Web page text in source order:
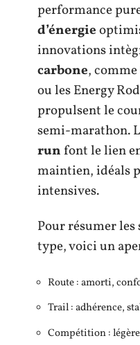
performance
d’énergie
innovations
carbone,
ou les Energy
propulsent le
semi-marathon.
runfont le lien
maintien, idéals
intensives.
Pour résumer
type, voici un
Route : amorti,
Trail : adhérence,
Compétition :